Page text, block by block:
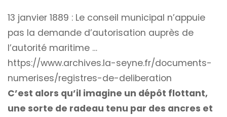
13 janvier 1889 : Le conseil municipal n’appuie
pas la demande d’autorisation auprès de
l’autorité maritime …
https://www.archives.la-seyne.fr/documents-
numerises/registres-de-deliberation
C’est alors qu’il imagine un dépôt flottant,
une sorte de radeau tenu par des ancres et